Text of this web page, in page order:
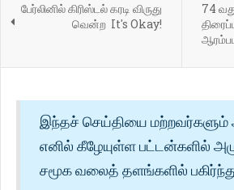
பேர்லினில் கிரிஸ்டல் கரடி விருது
வென்ற It's Okay!
74
இந்தச் செய்தியை மற்றவர்களும்
எனில் கீழேயுள்ள பட்டன்களில்
சமூக வலைத் தளங்களில்